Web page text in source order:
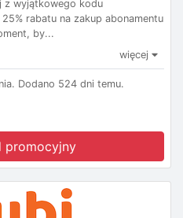
z wyjątkowego kodu
rabatu na zakup abonamentu
by...
więcej
Dodano 524 dni temu.
promocyjny